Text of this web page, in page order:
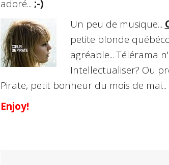
adoré... ;-)
Un peu de musique...
petite blonde
agréable... Télérama
Intellectualiser? Ou
Pirate, petit bonheur du mois de
Enjoy!